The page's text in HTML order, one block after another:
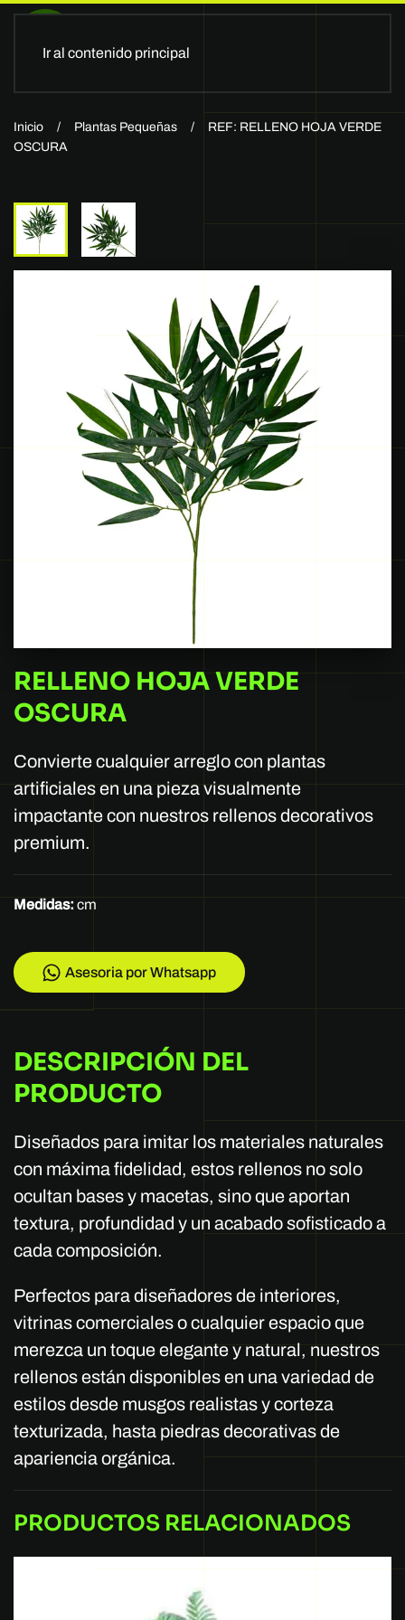
Ir al contenido principal
Inicio Plantas Pequeñas
REF: RELLENO HOJA VERDE
OSCURA
RELLENO HOJA VERDE
OSCURA
Convierte cualquier arreglo con plantas
artificiales en una pieza visualmente
impactante con nuestros rellenos decorativos
premium.
Medidas: cm
Asesoria por Whatsapp
DESCRIPCIÓN DEL
PRODUCTO
Diseñados para imitar los materiales naturales
con máxima fidelidad, estos rellenos no solo
ocultan bases y macetas, sino que aportan
textura, profundidad y un acabado sofisticado a
cada composición.
Perfectos para diseñadores de interiores,
vitrinas comerciales o cualquier espacio que
merezca un toque elegante y natural, nuestros
rellenos están disponibles en una variedad de
estilos desde musgos realistas y corteza
texturizada, hasta piedras decorativas de
apariencia orgánica.
PRODUCTOS RELACIONADOS